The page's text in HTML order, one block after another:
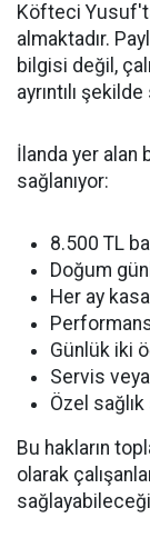
Köfteci
almaktadır.
bilgisi değil,
ayrıntılı şekilde
İlanda yer alan
sağlanıyor:
8.500 TL
Doğum
Her ay
Günlük iki
Servis
Özel
Bu hakların
olarak